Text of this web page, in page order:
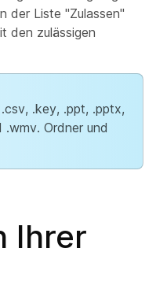
der Liste "Zulassen"
den zulässigen
.key, .ppt, .pptx,
.wmv. Ordner und
Ihrer